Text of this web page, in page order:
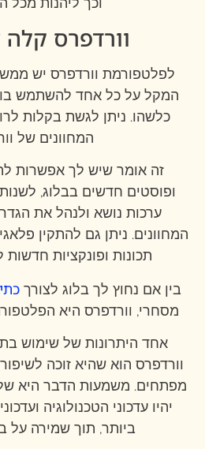
וורדפרס
לפלטפורמת וורדפרס יש
המקל על כל אחד להשתמש בו
כלשהו. ניתן לגשת בקלות
המחוונים של
זה אומר שיש לך אפשרות
ופוסטים חדשים בבלוג,
ערכות נושא ולנהל את
המחוונים. ניתן גם להתקין
תכונות ופונקציות
בין אם נחוץ לך בלוג לצורך
מסחרי, וורדפרס היא
אחד היתרונות של שימוש
וורדפרס הוא שהיא זוכה
יהיו עדכוני הטכנולוגיה
ביותר, תוך שמירה על